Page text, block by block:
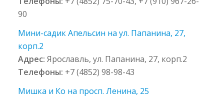
90
Мини-садик Апельсин на ул. Папанина, 27,
корп.2
Адрес:Ярославль, ул. Папанина, 27, корп.2
Телефоны: +7 (4852) 98-98-43
Мишка и Ко на просп. Ленина, 25